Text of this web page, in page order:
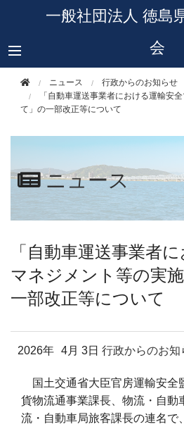
一般社団法人 徳島
会
ニュース
行政からのお知らせ
「自動車運送事業者における運輸安
て」の一部改正等について
ニュース
「自動車運送事業者
マネジメント等の実
一部改正等について
2026年 4月 3日 行政からのお知
国土交通省大臣官房運輸安全
貨物流通事業課長、物流・自動
流・自動車局旅客課長の連名で